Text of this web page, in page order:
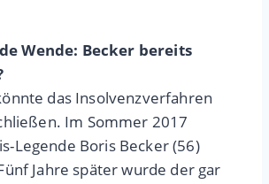
Wende: Becker bereits
das Insolvenzverfahren
Im Sommer 2017
Legende Boris Becker (56)
Jahre später wurde der gar